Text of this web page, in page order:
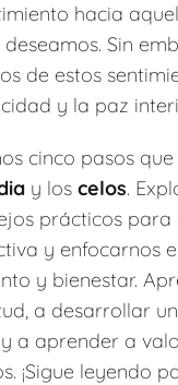
hacia
Sin
de estos
y la paz
cinco pasos
y los celos.
prácticos
y enfocarnos
y bienestar.
a desarrollar
a aprender a
¡Sigue leyendo